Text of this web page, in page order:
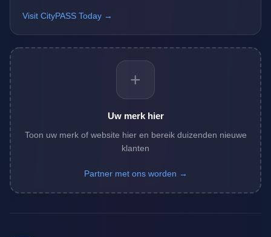
Visit CityPASS Today →
+
Uw merk hier
Toon uw merk of website hier en bereik duizenden nieuwe
klanten
Partner met ons worden →